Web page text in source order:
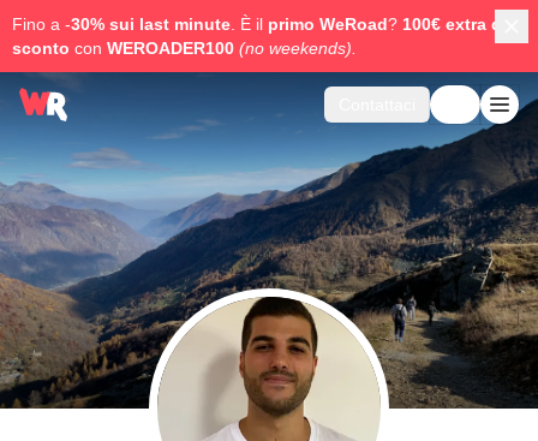
Fino a -30% sui last minute . È il primo WeRoad? 100€ extra di
sconto con WEROADER100 (no weekends).